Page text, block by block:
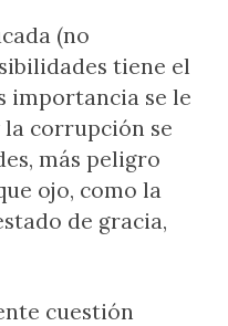
(no
tiene el
importancia se le
la corrupción se
más peligro
ojo, como la
de gracia,
cuestión